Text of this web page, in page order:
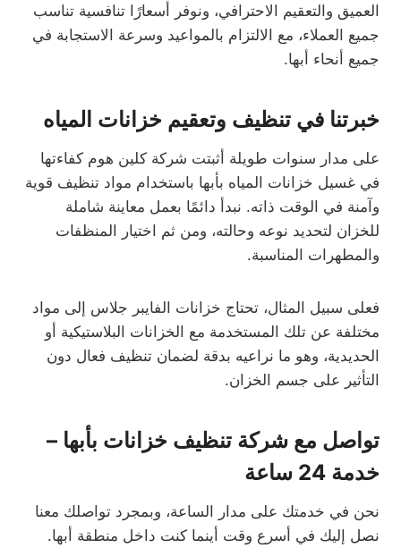
العميق والتعقيم الاحترافي، ونوفر أسعارًا تنافسية تناسب
جميع العملاء، مع الالتزام بالمواعيد وسرعة الاستجابة في
جميع أنحاء أبها.
خبرتنا في تنظيف وتعقيم خزانات المياه
على مدار سنوات طويلة أثبتت شركة كلين هوم كفاءتها
في غسيل خزانات المياه بأبها باستخدام مواد تنظيف قوية
وآمنة في الوقت ذاته. نبدأ دائمًا بعمل معاينة شاملة
للخزان لتحديد نوعه وحالته، ومن ثم اختيار المنظفات
والمطهرات المناسبة.
فعلى سبيل المثال، تحتاج خزانات الفايبر جلاس إلى مواد
مختلفة عن تلك المستخدمة مع الخزانات البلاستيكية أو
الحديدية، وهو ما نراعيه بدقة لضمان تنظيف فعال دون
التأثير على جسم الخزان.
تواصل مع شركة تنظيف خزانات بأبها –
خدمة 24 ساعة
نحن في خدمتك على مدار الساعة، وبمجرد تواصلك معنا
نصل إليك في أسرع وقت أينما كنت داخل منطقة أبها.